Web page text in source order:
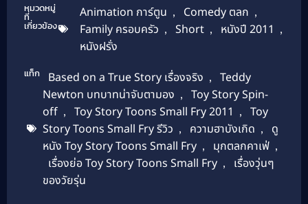
หมวดหมู่
ที่
เกี่ยวข้อง
Animation การ์ตูน , Comedy ตลก ,
Family ครอบครัว , Short , หนังปี 2011 ,
หนังฝรั่ง
แท็ก Based on a True Story เรื่องจริง ,
Teddy
Newton บทบาทน่าจับตามอง ,
Toy Story Spin-
off , Toy Story Toons Small Fry 2011 ,
Toy
Story Toons Small Fry รีวิว , ความฮาบังเกิด ,
ดู
หนัง Toy Story Toons Small Fry , มุกตลกคาเฟ่ ,
เรื่องย่อ Toy Story Toons Small Fry ,
เรื่องวุ่นๆ
ของวัยรุ่น